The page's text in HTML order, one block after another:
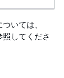
いては、
照してくださ